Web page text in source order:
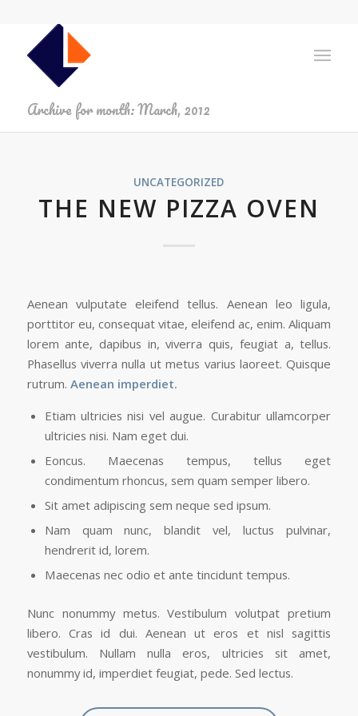
Archive for month: March, 2012
UNCATEGORIZED
THE NEW PIZZA OVEN
Aenean vulputate eleifend tellus. Aenean leo ligula,
porttitor eu, consequat vitae, eleifend ac, enim. Aliquam
lorem ante, dapibus in, viverra quis, feugiat a, tellus.
Phasellus viverra nulla ut metus varius laoreet. Quisque
rutrum. Aenean imperdiet.
Etiam ultricies nisi vel augue. Curabitur ullamcorper
ultricies nisi. Nam eget dui.
Eoncus. Maecenas tempus, tellus eget
condimentum rhoncus, sem quam semper libero.
Sit amet adipiscing sem neque sed ipsum.
Nam quam nunc, blandit vel, luctus pulvinar,
hendrerit id, lorem.
Maecenas nec odio et ante tincidunt tempus.
Nunc nonummy metus. Vestibulum volutpat pretium
libero. Cras id dui. Aenean ut eros et nisl sagittis
vestibulum. Nullam nulla eros, ultricies sit amet,
nonummy id, imperdiet feugiat, pede. Sed lectus.